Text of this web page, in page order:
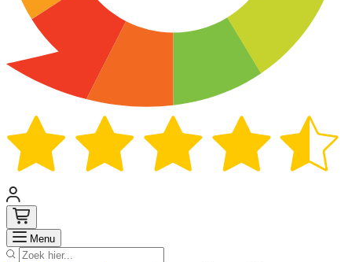
Menu Zoek